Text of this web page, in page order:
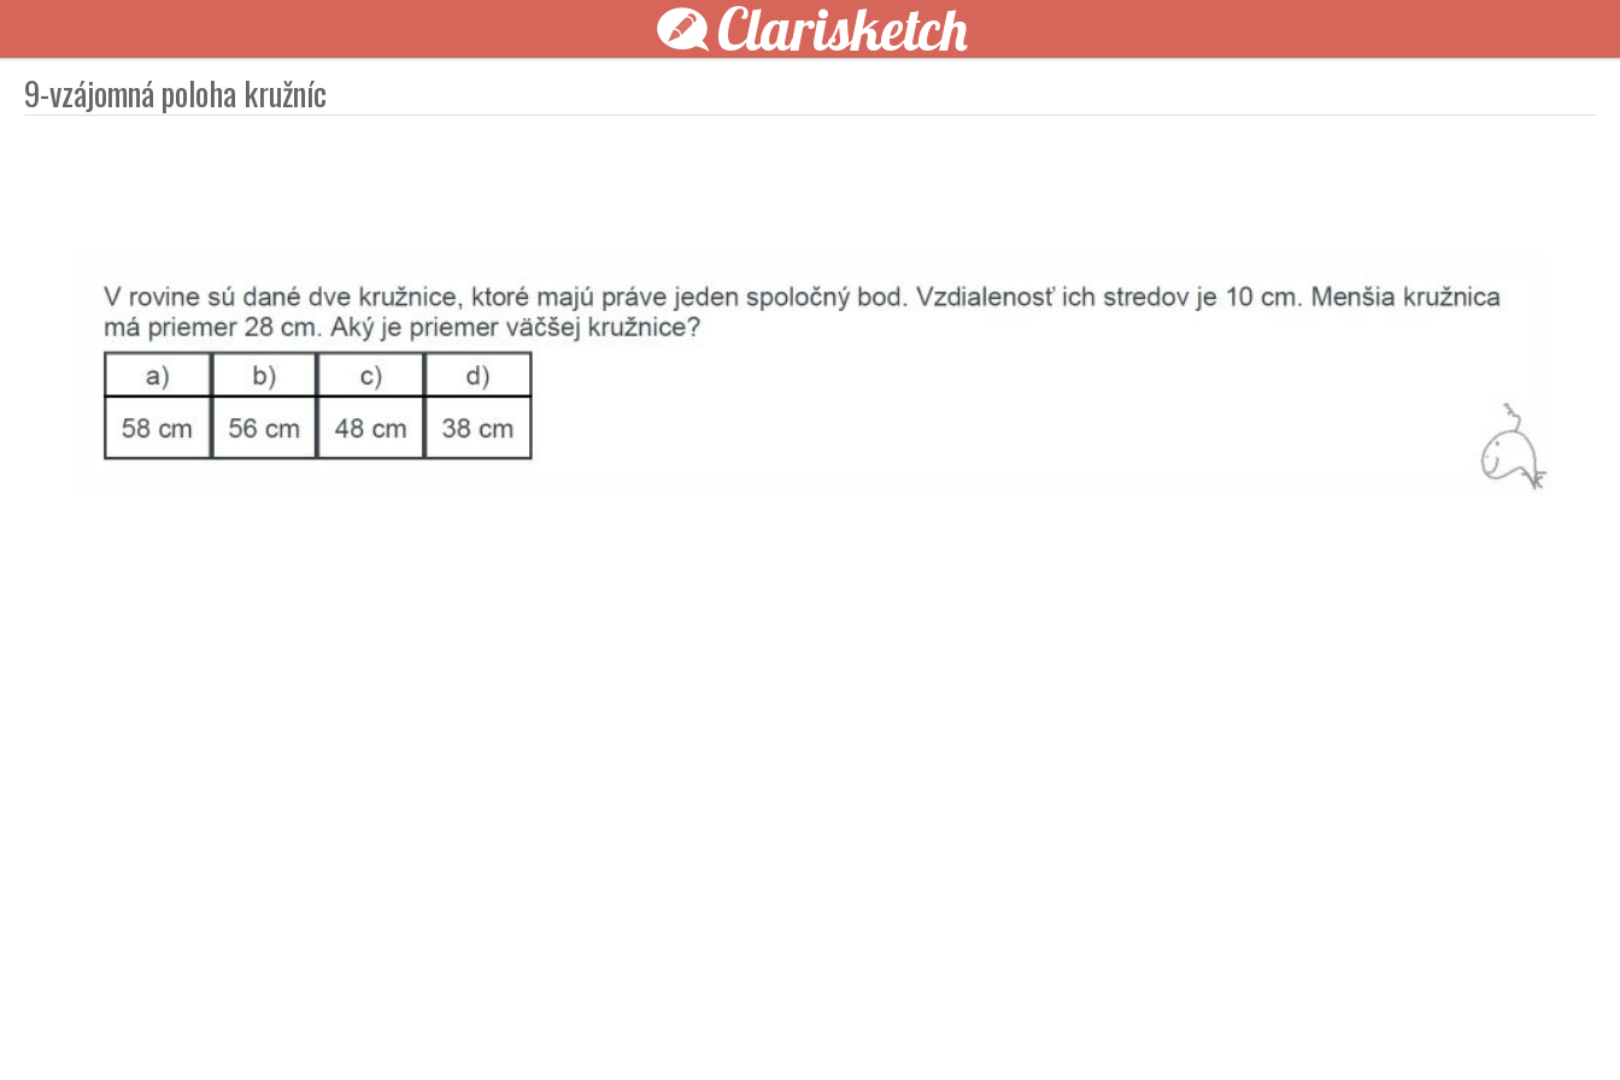
Clarisketch
9-vzájomná poloha kružníc